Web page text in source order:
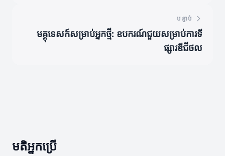
បន្ទាប់
មគ្គុទេសក៍សម្រាប់អ្នកថ្មី: ឧបករណ៍ជួយសម្រាប់ការទី
ផ្សារឌីជីថល
មតិអ្នកប្រើ